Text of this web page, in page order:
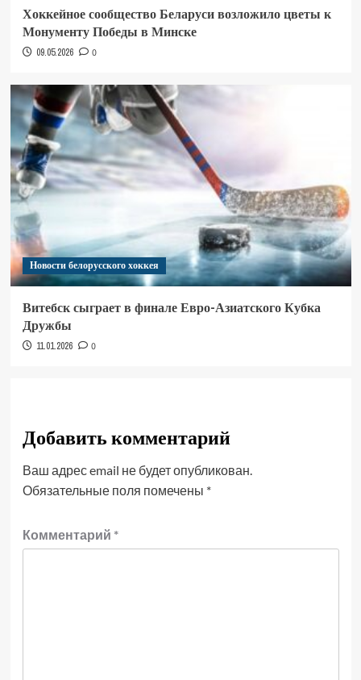
Хоккейное сообщество Беларуси возложило цветы к
Монументу Победы в Минске
09.05.2026 0
Новости белорусского хоккея
Витебск сыграет в финале Евро-Азиатского Кубка
Дружбы
11.01.2026 0
Добавить комментарий
Ваш адрес email не будет опубликован.
Обязательные поля помечены *
Комментарий *